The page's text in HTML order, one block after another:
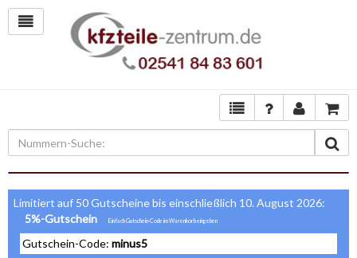
Limitiert auf 50 Gutscheine bis einschließlich 10. August 2026:
5%-Gutschein
Gutschein-Code: minus5